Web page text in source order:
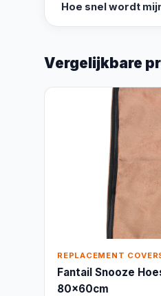
Hoe snel wordt
Vergelijkbare
REPLACEMENT
Fantail Snooze
80x60cm